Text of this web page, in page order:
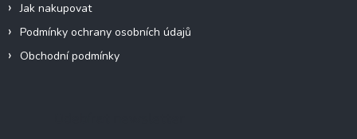
Jak nakupovat
Podmínky ochrany osobních údajů
Obchodní podmínky